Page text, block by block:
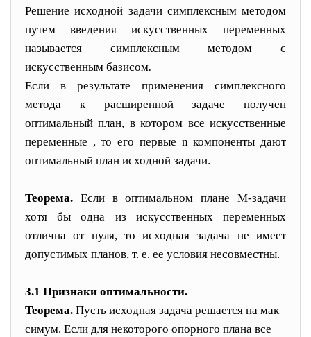
Решение исходной задачи симплексным методом
путем введения искусственных переменных
называется симплексным методом с
искусственным базисом.
Если в результате применения симплексного
метода к расширенной задаче получен
оптимальный план, в котором все искусственные
переменные , то его первые nкомпоненты дают
оптимальный план исходной задачи.
Теорема. Если в оптимальном плане М-задачи
хотя бы одна из искусственных переменных
отлична от нуля, то исходная задача не имеет
допустимых планов, т. е. ее условия несовместны.
3.1 Признаки оптимальности.
Теорема. Пусть исходная задача решается на мак
симум. Если для некоторого опорного плана все